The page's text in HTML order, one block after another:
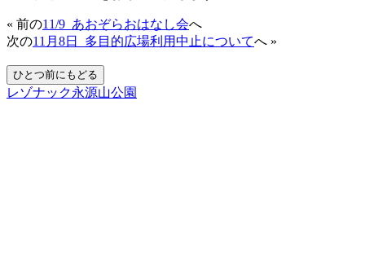
« 前の11/9_あおぞらおはなし会へ
次の11月8日_多目的広場利用中止についてへ »
レゾナック永源山公園